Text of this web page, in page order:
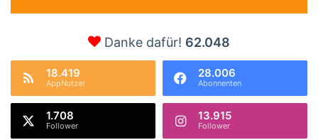
Danke dafür! 62.048
18.419
AppNutzer
28.006
Abonnenten
1.708
Follower
13.915
Follower